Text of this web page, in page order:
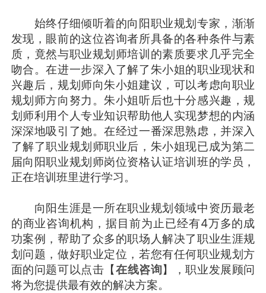
始终仔细倾听着的向阳职业规划专家，渐渐
发现，眼前的这位咨询者所具备的各种条件与素
质，竟然与职业规划师培训的素质要求几乎完全
吻合。在进一步深入了解了朱小姐的职业现状和
兴趣后，规划师向朱小姐建议，可以考虑向职业
规划师方向努力。朱小姐听后也十分感兴趣，规
划师利用个人专业知识帮助他人实现梦想的内涵
深深地吸引了她。在经过一番深思熟虑，并深入
了解了职业规划师职业后，朱小姐现已成为第二
届向阳职业规划师岗位资格认证培训班的学员，
正在培训班里进行学习。
向阳生涯是一所在职业规划领域中资历最老
的商业咨询机构，据目前为止已经有4万多的成
功案例，帮助了众多的职场人解决了职业生涯规
划问题，做好职业定位，若您有任何职业规划方
面的问题可以点击【在线咨询】，职业发展顾问
将为您提供最有效的解决方案。